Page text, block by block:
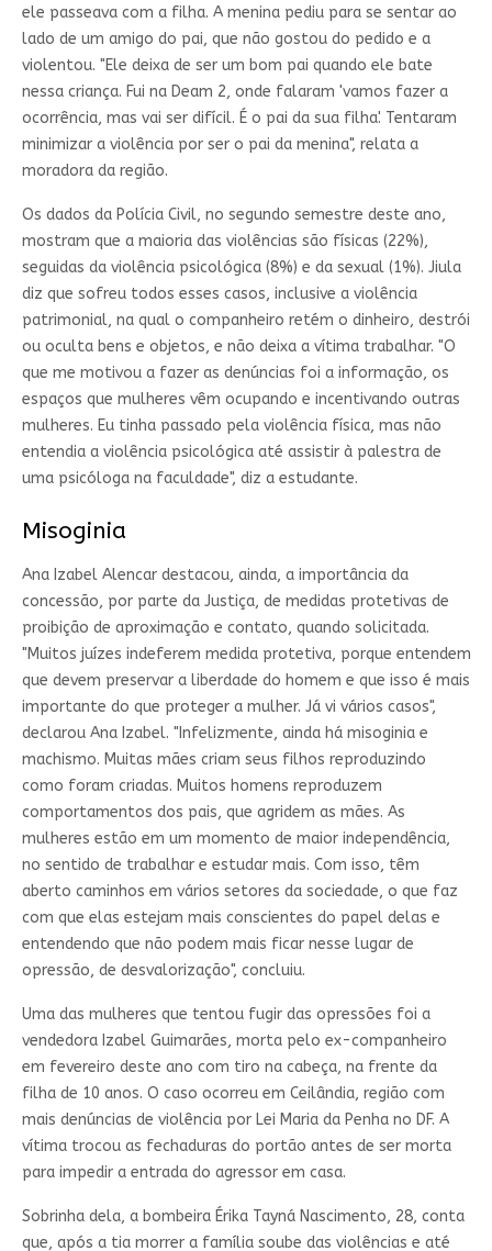
ele passeava com a filha. A menina pediu para se sentar ao
lado de um amigo do pai, que não gostou do pedido e a
violentou. "Ele deixa de ser um bom pai quando ele bate
nessa criança. Fui na Deam 2, onde falaram 'vamos fazer a
ocorrência, mas vai ser difícil. É o pai da sua filha'. Tentaram
minimizar a violência por ser o pai da menina", relata a
moradora da região.
Os dados da Polícia Civil, no segundo semestre deste ano,
mostram que a maioria das violências são físicas (22%),
seguidas da violência psicológica (8%) e da sexual (1%). Jiula
diz que sofreu todos esses casos, inclusive a violência
patrimonial, na qual o companheiro retém o dinheiro, destrói
ou oculta bens e objetos, e não deixa a vítima trabalhar. "O
que me motivou a fazer as denúncias foi a informação, os
espaços que mulheres vêm ocupando e incentivando outras
mulheres. Eu tinha passado pela violência física, mas não
entendia a violência psicológica até assistir à palestra de
uma psicóloga na faculdade", diz a estudante.
Misoginia
Ana Izabel Alencar destacou, ainda, a importância da
concessão, por parte da Justiça, de medidas protetivas de
proibição de aproximação e contato, quando solicitada.
"Muitos juízes indeferem medida protetiva, porque entendem
que devem preservar a liberdade do homem e que isso é mais
importante do que proteger a mulher. Já vi vários casos",
declarou Ana Izabel. "Infelizmente, ainda há misoginia e
machismo. Muitas mães criam seus filhos reproduzindo
como foram criadas. Muitos homens reproduzem
comportamentos dos pais, que agridem as mães. As
mulheres estão em um momento de maior independência,
no sentido de trabalhar e estudar mais. Com isso, têm
aberto caminhos em vários setores da sociedade, o que faz
com que elas estejam mais conscientes do papel delas e
entendendo que não podem mais ficar nesse lugar de
opressão, de desvalorização", concluiu.
Uma das mulheres que tentou fugir das opressões foi a
vendedora Izabel Guimarães, morta pelo ex-companheiro
em fevereiro deste ano com tiro na cabeça, na frente da
filha de 10 anos. O caso ocorreu em Ceilândia, região com
mais denúncias de violência por Lei Maria da Penha no DF. A
vítima trocou as fechaduras do portão antes de ser morta
para impedir a entrada do agressor em casa.
Sobrinha dela, a bombeira Érika Tayná Nascimento, 28, conta
que, após a tia morrer a família soube das violências e até